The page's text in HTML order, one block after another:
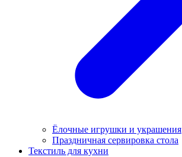
Ёлочные игрушки и украшения
Праздничная сервировка стола
Текстиль для кухни